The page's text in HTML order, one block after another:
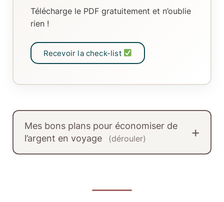
Télécharge le PDF gratuitement et n’oublie
rien !
Recevoir la check-list
Mes bons plans pour économiser de
l’argent en voyage
(dérouler)